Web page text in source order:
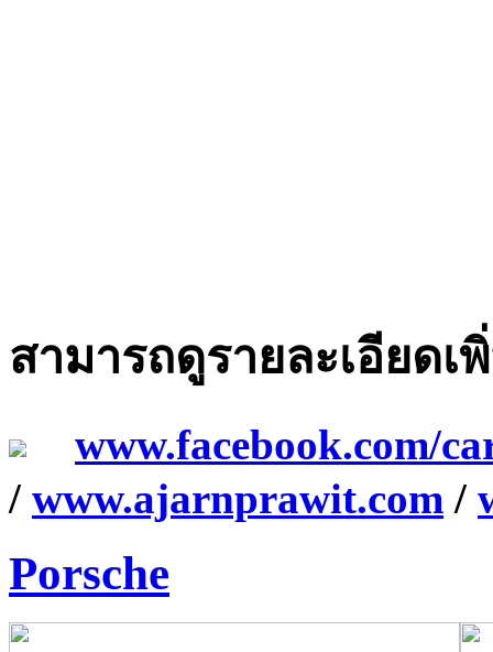
สามารถดูรายละเอียดเ
www.facebook.com/
/ www.ajarnprawit.com /
Porsche